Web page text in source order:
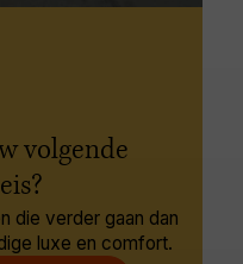
volgende
die verder gaan dan
luxe en comfort.